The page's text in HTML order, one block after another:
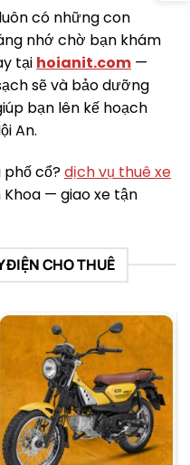
có những con
nhớ chờ bạn khám
tại hoianit.com —
sẽ và bảo dưỡng
bạn lên kế hoạch
An.
cổ?dịch vụ thuê xe
Khoa — giao xe tận
ĐIỆN CHO THUÊ